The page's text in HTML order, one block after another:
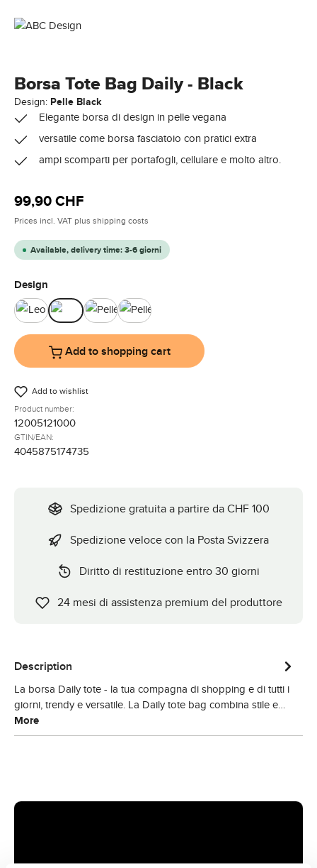
Borsa Tote Bag Daily - Black
Design: Pelle Black
Elegante borsa di design in pelle vegana
versatile come borsa fasciatoio con pratici extra
ampi scomparti per portafogli, cellulare e molto altro.
Regular price:
99,90 CHF
Prices incl. VAT plus shipping costs
Available, delivery time: 3-6 giorni
Select
Design
Leo Pelle BlackPelle BrownPelle Dark Brown
Add to shopping cart
Add to wishlist
Product number:
12005121000
GTIN/EAN:
4045875174735
Spedizione gratuita a partire da CHF 100
Spedizione veloce con la Posta Svizzera
Diritto di restituzione entro 30 giorni
24 mesi di assistenza premium del produttore
Description
La borsa Daily tote - la tua compagna di shopping e di tutti i
giorni, trendy e versatile. La Daily tote bag combina stile e…
More